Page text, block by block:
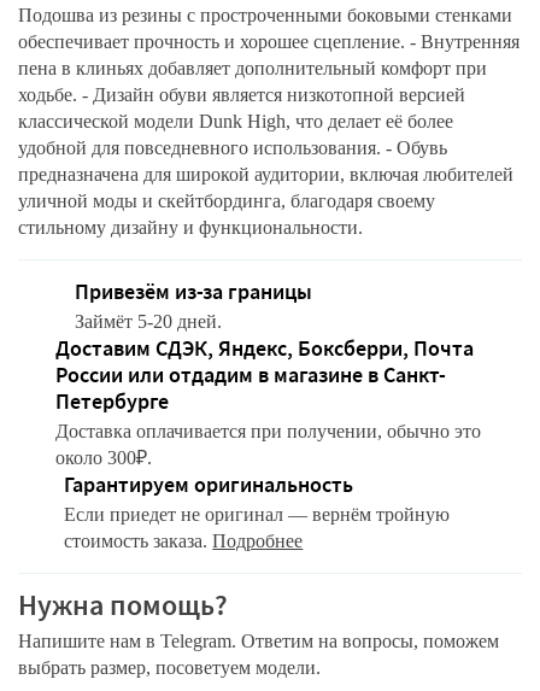
Подошва из резины с простроченными боковыми стенками
обеспечивает прочность и хорошее сцепление. - Внутренняя
пена в клиньях добавляет дополнительный комфорт при
ходьбе. - Дизайн обуви является низкотопной версией
классической модели Dunk High, что делает её более
удобной для повседневного использования. - Обувь
предназначена для широкой аудитории, включая любителей
уличной моды и скейтбординга, благодаря своему
стильному дизайну и функциональности.
Привезём из-за границы
Займёт 5-20 дней.
Доставим СДЭК, Яндекс, Боксберри, Почта
России или отдадим в магазине в Санкт-
Петербурге
Доставка оплачивается при получении, обычно это
около 300₽.
Гарантируем оригинальность
Если приедет не оригинал — вернём тройную
стоимость заказа.Подробнее
Нужна помощь?
Напишите нам в Telegram. Ответим на вопросы, поможем
выбрать размер, посоветуем модели.